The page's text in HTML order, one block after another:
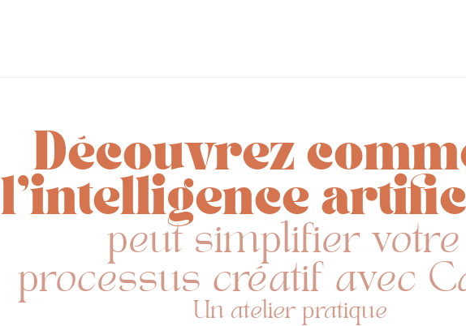
Découvrez
l'intelligence
peut simplifier votre
processus créatif avec
Un atelier pratique